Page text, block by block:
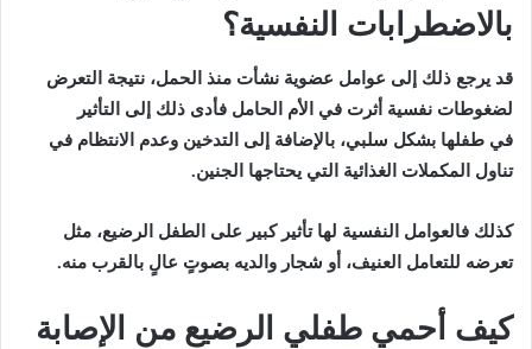
بالاضطرابات النفسية؟
قد يرجع ذلك إلى عوامل عضوية نشأت منذ الحمل، نتيجة التعرض
لضغوطات نفسية أثرت في الأم الحامل فأدى ذلك إلى التأثير
في طفلها بشكل سلبي، بالإضافة إلى التدخين وعدم الانتظام في
تناول المكملات الغذائية التي يحتاجها الجنين.
كذلك فالعوامل النفسية لها تأثير كبير على الطفل الرضيع، مثل
تعرضه للتعامل العنيف، أو شجار والديه بصوتٍ عالٍ بالقرب منه.
كيف أحمي طفلي الرضيع من الإصابة